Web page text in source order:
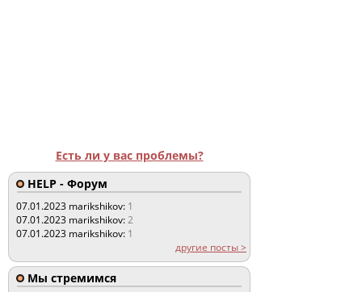
Есть ли у вас проблемы?
HELP - Форум
07.01.2023 marikshikov: 1
07.01.2023 marikshikov:2
07.01.2023 marikshikov: 1
другие посты >
Мы стремимся